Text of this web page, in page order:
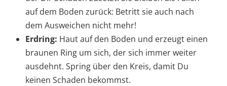
auf dem Boden zurück: Betritt sie auch nach
dem Ausweichen nicht mehr!
Erdring: Haut auf den Boden und erzeugt einen
braunen Ring um sich, der sich immer weiter
ausdehnt. Spring über den Kreis, damit Du
keinen Schaden bekommst.